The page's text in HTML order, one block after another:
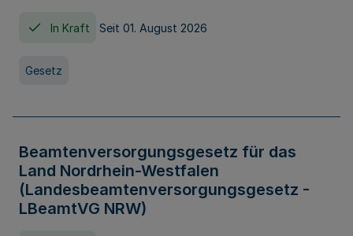
In Kraft Seit 01. August 2026
Gesetz
Beamtenversorgungsgesetz für das
Land Nordrhein-Westfalen
(Landesbeamtenversorgungsgesetz -
LBeamtVG NRW)